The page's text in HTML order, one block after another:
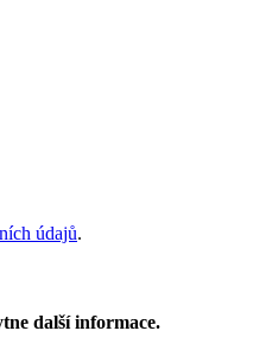
údajů.
další informace.